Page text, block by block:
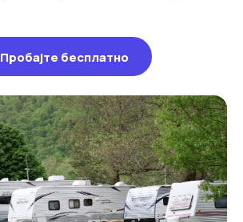
Пробајте бесплатно